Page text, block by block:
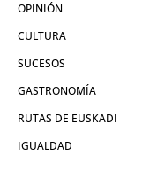
OPINIÓN
CULTURA
SUCESOS
GASTRONOMÍA
RUTAS DE EUSKADI
IGUALDAD